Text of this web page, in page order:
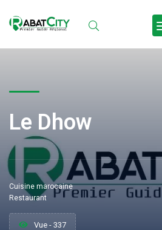
Le Dhow
Cuisine marocaine
Restaurant
Vue - 337